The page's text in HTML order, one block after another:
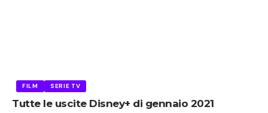
FILM SERIE TV
Tutte le uscite Disney+ di gennaio 2021